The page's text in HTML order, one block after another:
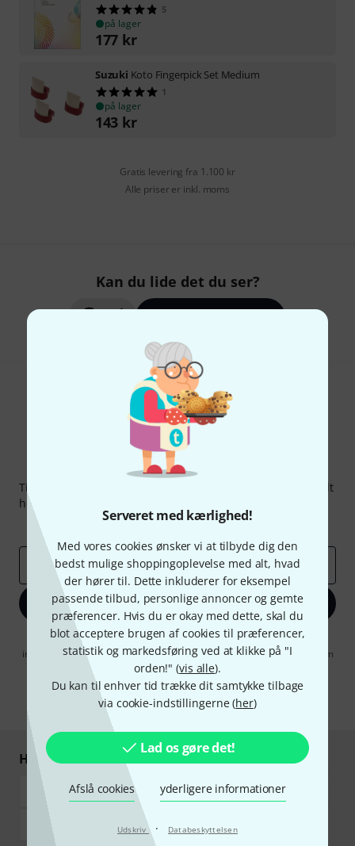
Serveret med kærlighed!
Med vores cookies ønsker vi at tilbyde dig den
bedst mulige shoppingoplevelse med alt, hvad
der hører til. Dette inkluderer for eksempel
passende tilbud, personlige annoncer og gemte
præferencer. Hvis du er okay med dette, skal du
blot acceptere brugen af cookies til præferencer,
statistik og markedsføring ved at klikke på "I
orden!" (vis alle).
Du kan til enhver tid trække dit samtykke tilbage
via cookie-indstillingerne (her)
Lad os gøre det!
Afslå cookies yderligere informationer
Udskriv · Databeskyttelsen
5
på lager
177 kr
Suzuki Koto Fingerpick Set Medium
1
på lager
143 kr
Gratis levering fra 1.100 kr
Alle priser er inkl. moms
Kan du lide det du ser?
Del
Thomann Newsletter
Tilmeld dig Thomann Nyhedsbrevet på engelsk og med lidt
held kan du vinde en af
Inspirerende bidrag
Tilbud Thomann-indsigter
Email adresse*
Tilmeld dig nu
Når jeg klikker på "Tilmeld dig nu", erklærer jeg mig samtidig
indforstået med at modtage e-mail-reklame. Dette tilsagn kan når som
helst trækkes tilbage. Find yderligere informationer i vores
informationer om databeskyttelse
* Obligatorisk felt
Handl og betal sikkert